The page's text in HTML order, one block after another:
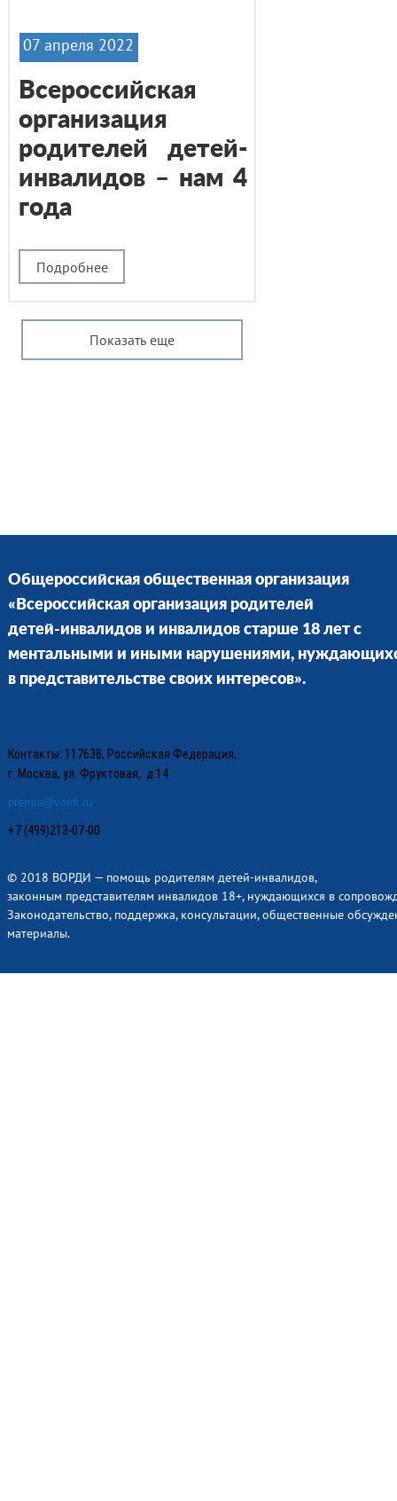
Подробнее
Всероссийская
организация
родителей детей-
инвалидов – нам 4
года
07 апреля 2022
Показать еще
Общероссийская общественная организация
«Всероссийская организация родителей
детей-инвалидов и инвалидов старше 18 лет с
ментальными и иными нарушениями,
в представительстве своих интересов».
Контакты: 117638, Российская Федерация,
г. Москва, ул. Фруктовая, д.14
premia@vordi.ru
+7 (499)213-07-00
© 2018 ВОРДИ — помощь родителям детей-инвалидов,
законным представителям инвалидов 18+, нуждающихся в
Законодательство, поддержка, консультации, общественные
материалы.